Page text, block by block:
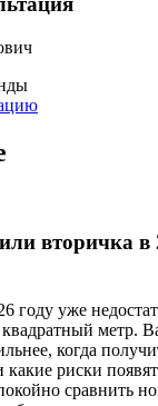
вторичка в
году уже
квадратный метр.
когда
риски
сравнить